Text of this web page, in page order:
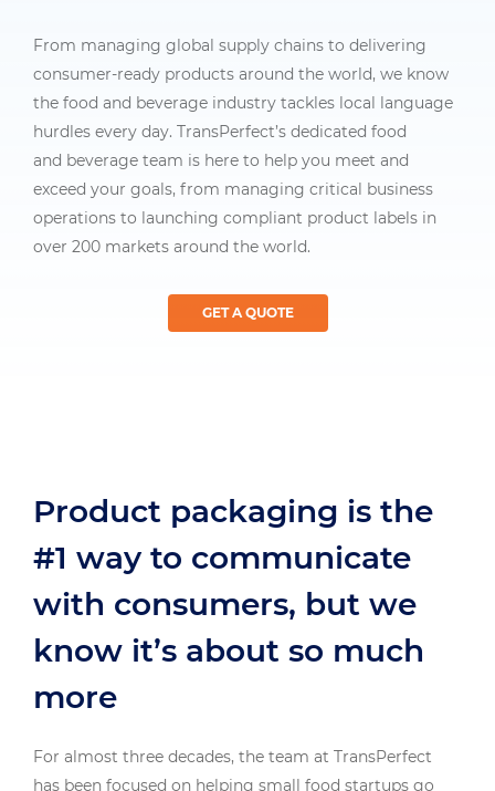
From managing global supply chains to delivering
consumer-ready products around the world, we know
the food and beverage industry tackles local language
hurdles every day. TransPerfect’s dedicated food
and beverage team is here to help you meet and
exceed your goals, from managing critical business
operations to launching compliant product labels in
over 200 markets around the world.
GET A QUOTE
Product packaging is the
#1 way to communicate
with consumers, but we
know it’s about so much
more
For almost three decades, the team at TransPerfect
has been focused on helping small food startups go